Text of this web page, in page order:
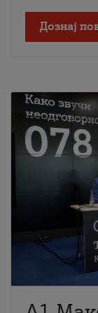
Дознај